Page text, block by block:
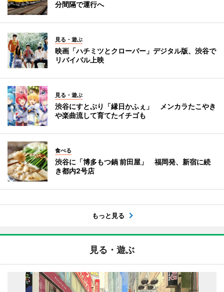
分間隔で運行へ
見る・遊ぶ
映画「ハチミツとクローバー」デジタル版、渋谷で
リバイバル上映
見る・遊ぶ
渋谷にすとぷり「縁日かふぇ」 メンカラたこやき
や楽曲流して育てたイチゴも
食べる
渋谷に「博多もつ鍋 前田屋」 福岡発、新宿に続
き都内2号店
もっと見る
見る・遊ぶ